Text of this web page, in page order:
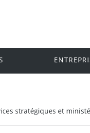
stratégiques et